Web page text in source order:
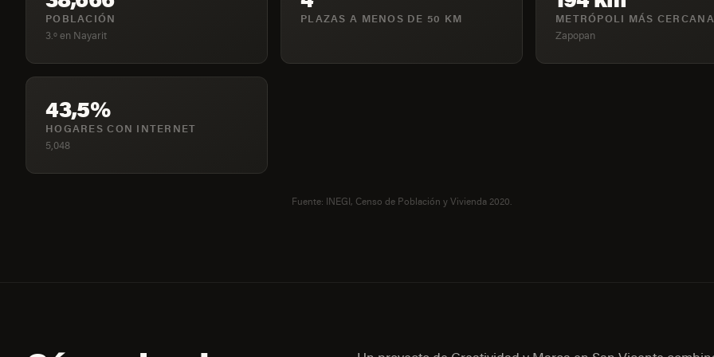
POBLACIÓN
3.º en Nayarit
PLAZAS A MENOS DE 50 KM
METRÓPOLI MÁS CERCANA
Zapopan
43,5%
HOGARES CON INTERNET
5,048
Fuente: INEGI, Censo de Población y Vivienda 2020.